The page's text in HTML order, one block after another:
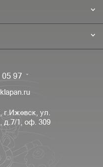
05 97
ул.
д.7/1, оф. 309